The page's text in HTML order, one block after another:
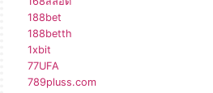
188bet
188betth
1xbit
77UFA
789pluss.com